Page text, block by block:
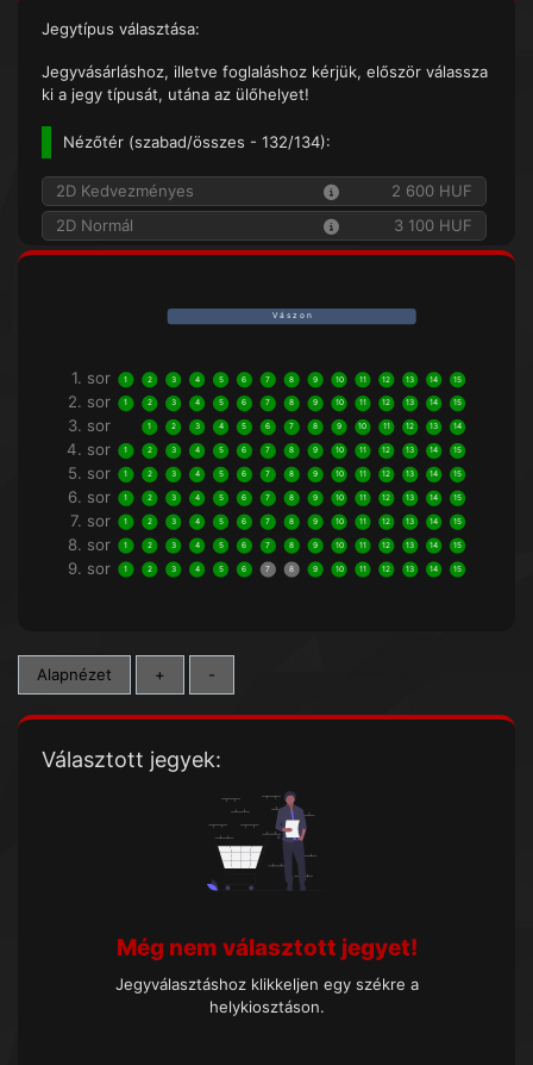
Jegytípus választása:
Jegyvásárláshoz, illetve foglaláshoz kérjük, először válassza
ki a jegy típusát, utána az ülőhelyet!
Nézőtér (szabad/összes - 132/134):
2D Kedvezményes
2 600 HUF
2D Normál
3 100 HUF
V á s z o n
1. sor 1 2 3 4 5 6 7 8 9 10 11 12 13 14 15
2. sor 1 2 3 4 5 6 7 8 9 10 11 12 13 14 15
3. sor 1 2 3 4 5 6 7 8 9 10 11 12 13 14
4. sor 1 2 3 4 5 6 7 8 9 10 11 12 13 14 15
5. sor 1 2 3 4 5 6 7 8 9 10 11 12 13 14 15
6. sor 1 2 3 4 5 6 7 8 9 10 11 12 13 14 15
7. sor 1 2 3 4 5 6 7 8 9 10 11 12 13 14 15
8. sor 1 2 3 4 5 6 7 8 9 10 11 12 13 14 15
9. sor 1 2 3 4 5 6 7 8 9 10 11 12 13 14 15
Alapnézet + -
Választott jegyek:
Még nem választott jegyet!
Jegyválasztáshoz klikkeljen egy székre a
helykiosztáson.